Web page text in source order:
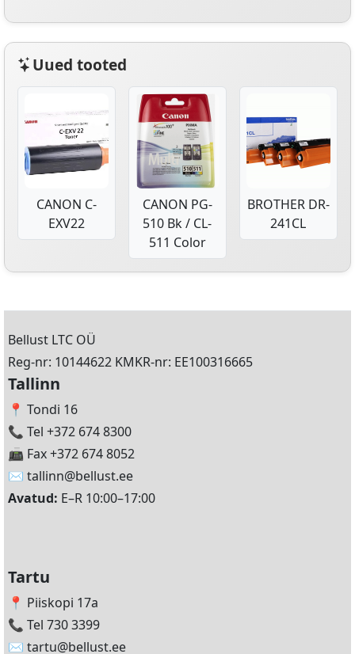
Uued tooted
CANON C-
EXV22
CANON PG-
510 Bk / CL-
511 Color
BROTHER DR-
241CL
Bellust LTC OÜ
Reg-nr: 10144622 KMKR-nr: EE100316665
Tallinn
📍 Tondi 16
📞 Tel +372 674 8300
📠 Fax +372 674 8052
✉️ tallinn@bellust.ee
Avatud: E–R 10:00–17:00
Tartu
📍 Piiskopi 17a
📞 Tel 730 3399
✉️ tartu@bellust.ee